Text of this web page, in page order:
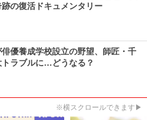
の復活ドキュメンタリー
優養成学校設立の野望、師匠・千
トラブルに…どうなる？
※横スクロールできます▶